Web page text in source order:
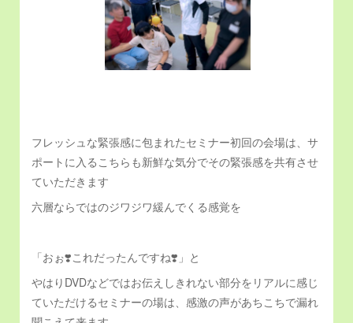
フレッシュな緊張感に包まれたセミナー初回の会場は、サ
ポートに入るこちらも新鮮な気分でその緊張感を共有させ
ていただきます
六層ならではのジワジワ緩んでくる感覚を
「おぉ❣️これだったんですね❣️」と
やはりDVDなどではお伝えしきれない部分をリアルに感じ
ていただけるセミナーの場は、感激の声があちこちで漏れ